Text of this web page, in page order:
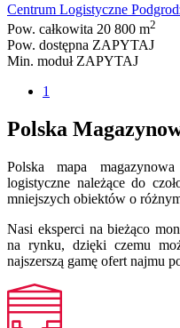
Centrum Logistyczne
Pow. całkowita 20 800 m2
Pow. dostępna ZAPYTAJ
Min. moduł ZAPYTAJ
1
Polska
Polska mapa
logistyczne należące do
mniejszych obiektów o
Nasi eksperci na bieżąco
na rynku, dzięki czemu
najszerszą gamę ofert najmu